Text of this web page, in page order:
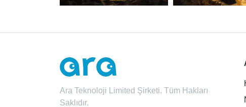
Ara Teknoloji Limited Şirketi. Tüm Hakları
Saklıdır.